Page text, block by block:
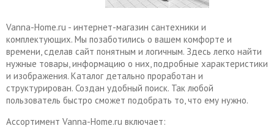
Vanna-Home.ru - интернет-магазин сантехники и
комплектующих. Мы позаботились о вашем комфорте и
времени, сделав сайт понятным и логичным. Здесь легко найти
нужные товары, информацию о них, подробные характеристики
и изображения. Каталог детально проработан и
структурирован. Создан удобный поиск. Так любой
пользователь быстро сможет подобрать то, что ему нужно.
Ассортимент Vanna-Home.ru включает: